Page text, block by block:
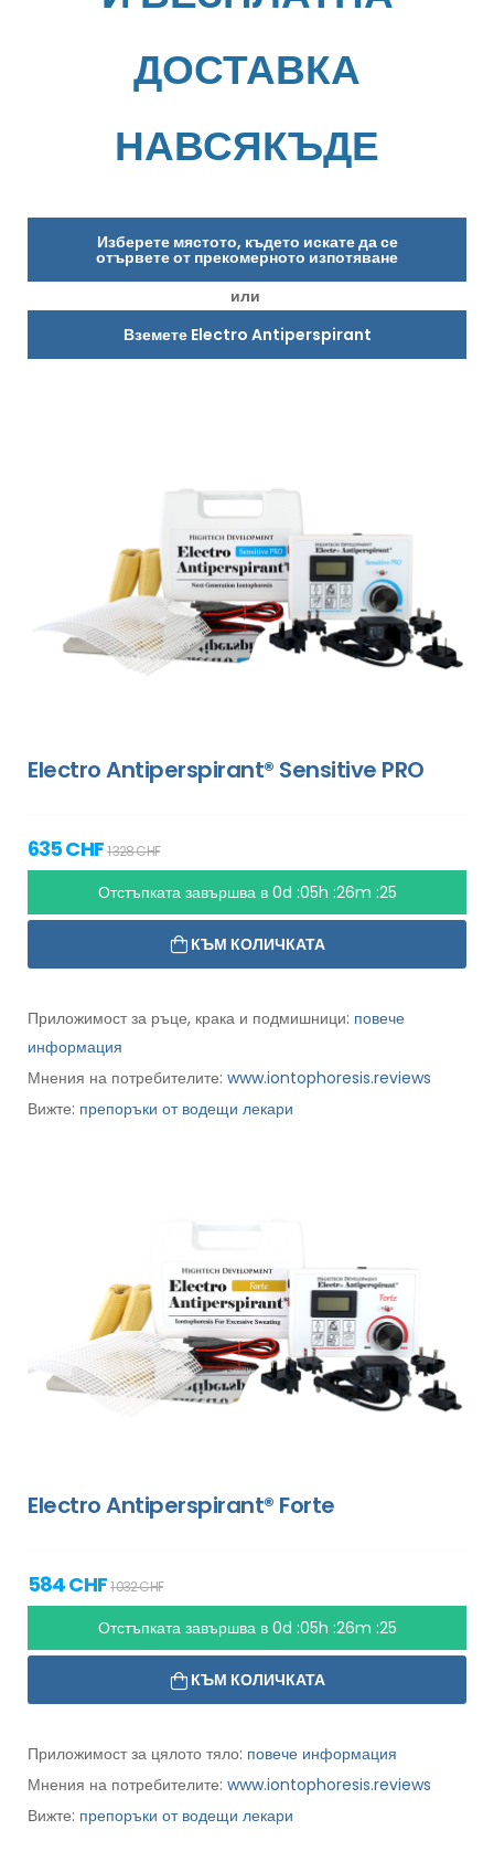
ДОСТАВКА
НАВСЯКЪДЕ
Изберете мястото, където искате да се
отървете от прекомерното изпотяване
или
Вземете Electro Antiperspirant
Electro Antiperspirant® Sensitive PRO
635 CHF1 328 CHF
Отстъпката завършва в 0d :05h :26m :24
КЪМ КОЛИЧКАТА
Приложимост за ръце, крака и подмишници: повече
информация
Мнения на потребителите: www.iontophoresis.reviews
Вижте: препоръки от водещи лекари
Electro Antiperspirant® Forte
584 CHF1 032 CHF
Отстъпката завършва в 0d :05h :26m :24
КЪМ КОЛИЧКАТА
Приложимост за цялото тяло: повече информация
Мнения на потребителите: www.iontophoresis.reviews
Вижте: препоръки от водещи лекари